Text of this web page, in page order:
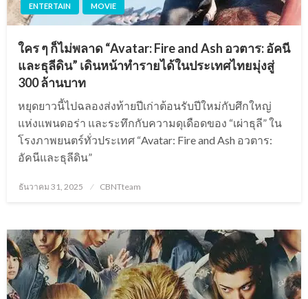
ENTERTAIN MOVIE
ใคร ๆ ก็ไม่พลาด “Avatar: Fire and Ash อวตาร: อัคนี
และธุลีดิน” เดินหน้าทำรายได้ในประเทศไทยมุ่งสู่
300 ล้านบาท
หยุดยาวนี้ไปฉลองส่งท้ายปีเก่าต้อนรับปีใหม่กับศึกใหญ่
แห่งแพนดอร่า และระทึกกับความดุเดือดของ “เผ่าธุลี” ใน
โรงภาพยนตร์ทั่วประเทศ “Avatar: Fire and Ash อวตาร:
อัคนีและธุลีดิน”
Posted
ธันวาคม 31, 2025 CBNTteam